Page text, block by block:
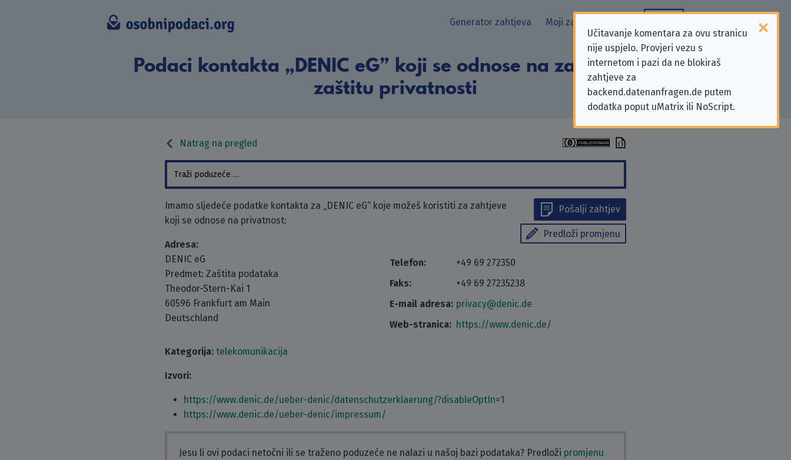
Učitavanje komentara za ovu stranicu
nije uspjelo. Provjeri vezu s
internetom i pazi da ne blokiraš
zahtjeve za
backend.datenanfragen.de putem
dodatka poput uMatrix ili NoScript.
Generator zahtjeva Moji zahtjevi
Podaci kontakta „DENIC eG” koji se odnose na zahtjeve za
zaštitu privatnosti
Natrag na pregled
Pošalji zahtjev
Predloži promjenu
Imamo sljedeće podatke kontakta za „DENIC eG“ koje možeš koristiti za zahtjeve
koji se odnose na privatnost:
Adresa:
DENIC eG
Predmet: Zaštita podataka
Theodor-Stern-Kai 1
60596 Frankfurt am Main
Deutschland
Telefon:
+49 69 272350
Faks:
+49 69 27235238
E-mail adresa: privacy@denic.de
Web-stranica: https://www.denic.de/
Kategorija: telekomunikacija
Izvori:
https://www.denic.de/ueber-denic/datenschutzerklaerung/?disableOptIn=1
https://www.denic.de/ueber-denic/impressum/
Jesu li ovi podaci netočni ili se traženo poduzeće ne nalazi u našoj bazi podataka? Predloži promjenu